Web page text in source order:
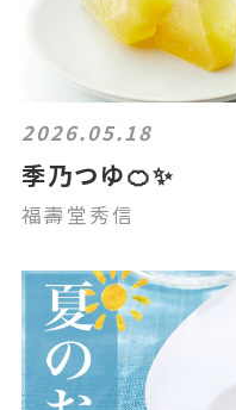
2026.05.18
季乃つゆ🍊✨
福壽堂秀信